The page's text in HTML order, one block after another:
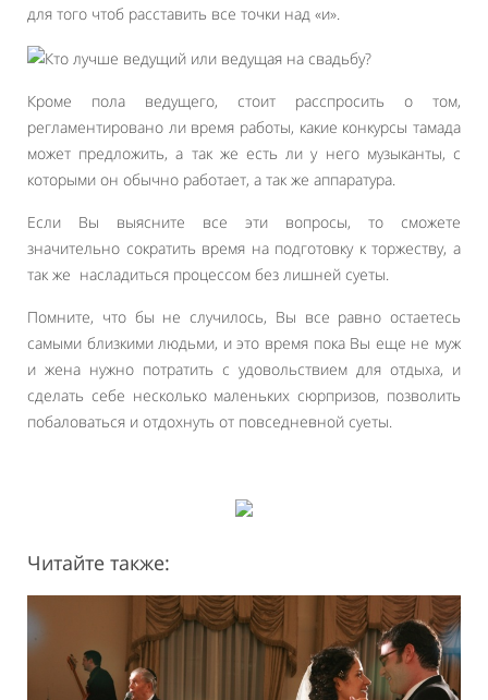
для того чтоб расставить все точки над «и».
Кроме пола ведущего, стоит расспросить о том,
регламентировано ли время работы, какие конкурсы тамада
может предложить, а так же есть ли у него музыканты, с
которыми он обычно работает, а так же аппаратура.
Если Вы выясните все эти вопросы, то сможете
значительно сократить время на подготовку к торжеству, а
так же насладиться процессом без лишней суеты.
Помните, что бы не случилось, Вы все равно остаетесь
самыми близкими людьми, и это время пока Вы еще не муж
и жена нужно потратить с удовольствием для отдыха, и
сделать себе несколько маленьких сюрпризов, позволить
побаловаться и отдохнуть от повседневной суеты.
Читайте также: